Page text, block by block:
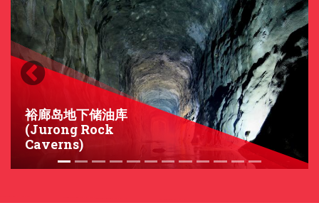
裕廊岛地下储油库
(Jurong Rock
Caverns)
Previous Next